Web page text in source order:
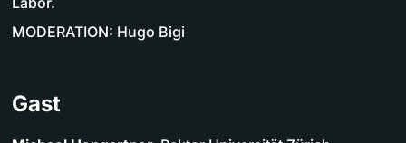
MODERATION: Hugo Bigi
Gast